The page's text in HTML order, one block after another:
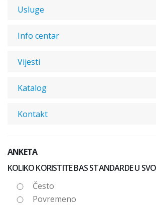
Usluge
Info centar
Vijesti
Katalog
Kontakt
ANKETA
KOLIKO KORISTITE BAS STANDARDE U
Često
Povremeno